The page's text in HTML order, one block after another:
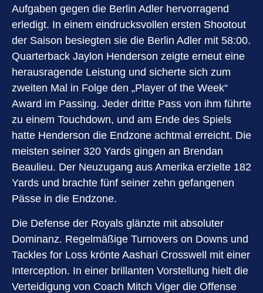
Aufgaben gegen die Berlin Adler hervorragend
erledigt. In einem eindrucksvollen ersten Shootout
der Saison besiegten sie die Berlin Adler mit 58:00.
Quarterback Jaylon Henderson zeigte erneut eine
herausragende Leistung und sicherte sich zum
zweiten Mal in Folge den „Player of the Week“
Award im Passing. Jeder dritte Pass von ihm führte
zu einem Touchdown, und am Ende des Spiels
hatte Henderson die Endzone achtmal erreicht. Die
meisten seiner 320 Yards gingen an Brendan
Beaulieu. Der Neuzugang aus Amerika erzielte 182
Yards und brachte fünf seiner zehn gefangenen
Pässe in die Endzone.
Die Defense der Royals glänzte mit absoluter
Dominanz. Regelmäßige Turnovers on Downs und
Tackles for Loss krönte Aashari Crosswell mit einer
Interception. In einer brillanten Vorstellung hielt die
Verteidigung von Coach Mitch Viger die Offense